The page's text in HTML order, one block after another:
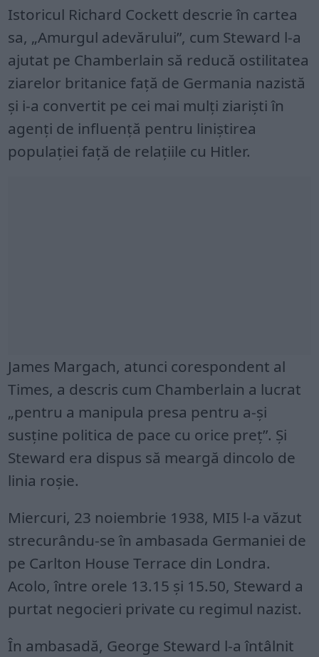
Istoricul Richard Cockett descrie în cartea
sa, „Amurgul adevărului”, cum Steward l-a
ajutat pe Chamberlain să reducă ostilitatea
ziarelor britanice față de Germania nazistă
și i-a convertit pe cei mai mulți ziariști în
agenți de influență pentru liniștirea
populației față de relațiile cu Hitler.
James Margach, atunci corespondent al
Times, a descris cum Chamberlain a lucrat
„pentru a manipula presa pentru a-și
susține politica de pace cu orice preț”. Și
Steward era dispus să meargă dincolo de
linia roșie.
Miercuri, 23 noiembrie 1938, MI5 l-a văzut
strecurându-se în ambasada Germaniei de
pe Carlton House Terrace din Londra.
Acolo, între orele 13.15 și 15.50, Steward a
purtat negocieri private cu regimul nazist.
În ambasadă, George Steward l-a întâlnit